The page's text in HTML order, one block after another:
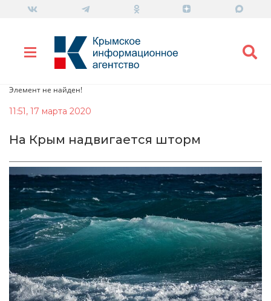
Элемент не найден!
11:51, 17 марта 2020
На Крым надвигается шторм